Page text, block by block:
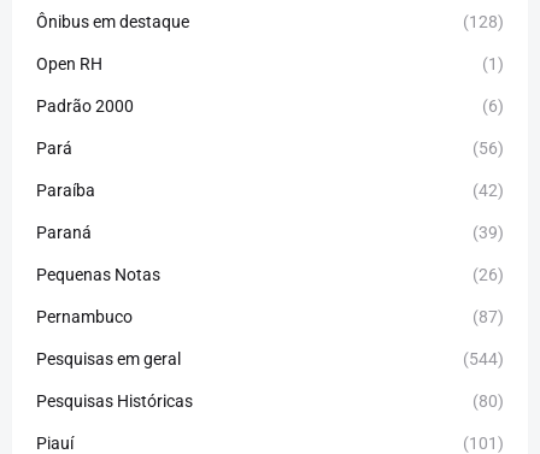
Ônibus em destaque (128)
Open RH (1)
Padrão 2000 (6)
Pará (56)
Paraíba (42)
Paraná (39)
Pequenas Notas (26)
Pernambuco (87)
Pesquisas em geral (544)
Pesquisas Históricas (80)
Piauí (101)